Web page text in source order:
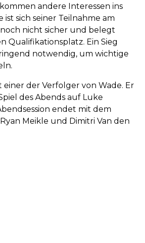
andere Interessen ins
ist sich seiner Teilnahme am
nicht sicher und belegt
Qualifikationsplatz. Ein Sieg
notwendig, um wichtige
einer der Verfolger von Wade. Er
des Abends auf Luke
endet mit dem
Meikle und Dimitri Van den